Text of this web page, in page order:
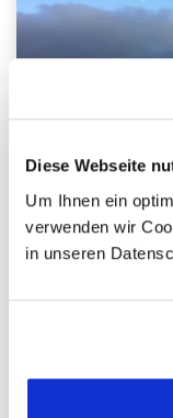
Diese Webseite
Um Ihnen ein
verwenden wir
in unseren
Natur Genuss /
Cotopaxi
3 Tage